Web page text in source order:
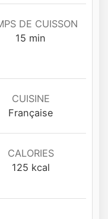
DE CUISSON
15 m
u
t
e
min
CUISINE
Française
CALORIES
125 kcal